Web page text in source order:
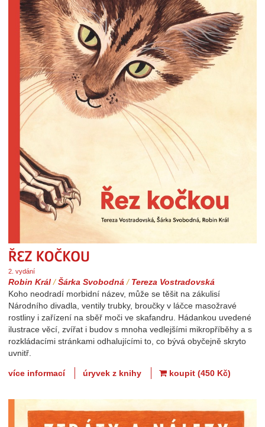
2. vydání
Robin Král /Šárka Svobodná / Tereza Vostradovská
Koho neodradí morbidní název, může se těšit na zákulisí
Národního divadla, ventily trubky, broučky v láčce masožravé
rostliny i zařízení na sběř moči ve skafandru. Hádankou uvedené
ilustrace věcí, zvířat i budov s mnoha vedlejšími mikropříběhy a s
rozkládacími stránkami odhalujícími to, co bývá obyčejně skryto
uvnitř.
více informací úryvek z knihy koupit (450 Kč)